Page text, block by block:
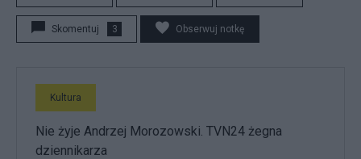
Skomentuj 3 Obserwuj notkę
Kultura
Nie żyje Andrzej Morozowski. TVN24 żegna
dziennikarza